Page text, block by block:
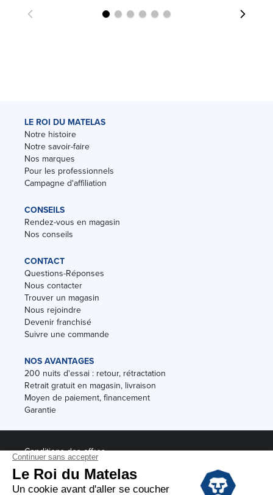
LE ROI DU MATELAS
Notre histoire
Notre savoir-faire
Nos marques
Pour les professionnels
Campagne d'affiliation
CONSEILS
Rendez-vous en magasin
Nos conseils
CONTACT
Questions-Réponses
Nous contacter
Trouver un magasin
Nous rejoindre
Devenir franchisé
Suivre une commande
NOS AVANTAGES
200 nuits d'essai : retour, rétractation
Retrait gratuit en magasin, livraison
Moyen de paiement, financement
Garantie
Conditions des offres
Black Friday
Destockage
Soldes